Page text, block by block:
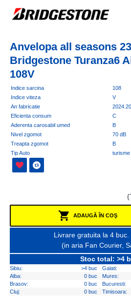
Anvelopa all seasons
Bridgestone Turanza6
108V
Indice sarcina
108
Indice viteza
V
An fabricatie
Eficienta consum
C
Aderenta carosabil umed
B
Nivel zgomot
70 dB
Treapta zgomot
B
Tip Auto
turisme
ADAUGĂ ÎN COŞ
Livrare gratuita la 4
(in aria Fan Courier,
Stoc total: >4
Sibiu: >4 buc Galati:
Alba:
0 buc Mures:
Brasov:
0 buc Bucuresti:
Cluj:
0 buc Timisoara: